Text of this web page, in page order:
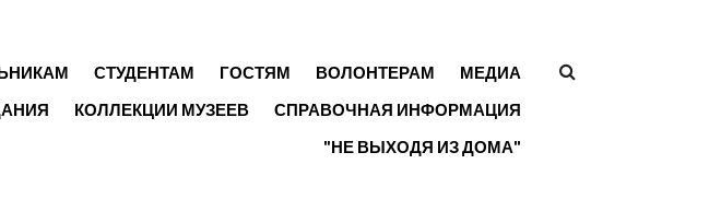
ФОРМА
СТУДЕНТАМ ГОСТЯМ ВОЛОНТЕРАМ
МЕДИА
КОЛЛЕКЦИИ МУЗЕЕВ
СПРАВОЧНАЯ ИНФОРМАЦИЯ
"НЕ ВЫХОДЯ ИЗ ДОМА"